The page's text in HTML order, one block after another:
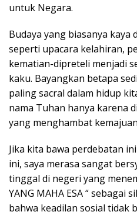
untuk Negara.
Budaya yang biasanya
seperti upacara kelahiran,
kematian-dipreteli menjadi
kaku. Bayangkan betapa
paling sacral dalam hidup
nama Tuhan hanya karena
yang menghambat
Jika kita bawa perdebatan
ini, saya merasa sangat
tinggal di negeri yang
YANG MAHA ESA “ sebagai
bahwa keadilan sosial tidak